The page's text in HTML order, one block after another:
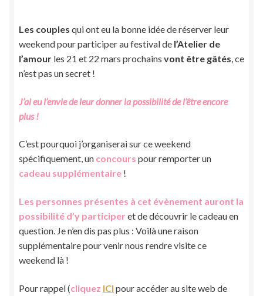
Les couples qui ont eu la bonne idée de réserver leur
weekend pour participer au festival de l’Atelier de
l’amour les 21 et 22 mars prochains vont être gâtés, ce
n’est pas un secret !
J’ai eu l’envie de leur donner la possibilité de l’être encore
plus !
C’est pourquoi j’organiserai sur ce weekend
spécifiquement, un concours pour remporter un
cadeau supplémentaire !
Les personnes présentes à cet évènement auront la
possibilité d’y participer et de découvrir le cadeau en
question. Je n’en dis pas plus : Voilà une raison
supplémentaire pour venir nous rendre visite ce
weekend là !
Pour rappel (cliquez ICI pour accéder au site web de